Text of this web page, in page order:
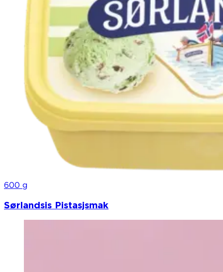
600 g
Sørlandsis Pistasjsmak